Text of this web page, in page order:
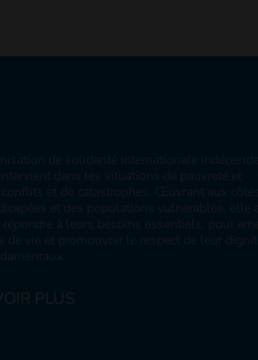
de solidarité internationale
dans les situations de pauvreté et
et de catastrophes. Œuvrant aux côtés
et des populations vulnérables, elle
à leurs besoins essentiels, pour
de vie et promouvoir le respect de leur
PLUS